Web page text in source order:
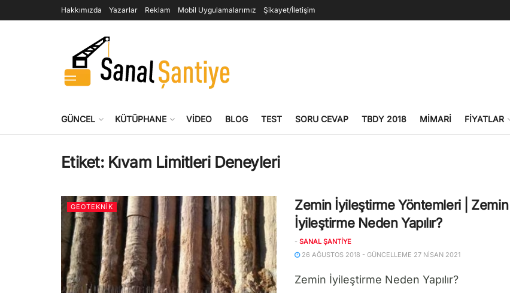
Hakkımızda Yazarlar Reklam Mobil Uygulamalarımız Şikayet/İletişim
GÜNCEL KÜTÜPHANE VIDEO BLOG TEST SORU CEVAP TBDY 2018 MIMARI FIYATLAR
Etiket: Kıvam Limitleri Deneyleri
GEOTEKNIK
Zemin İyileştirme Yöntemleri | Zemin
İyileştirme Neden Yapılır?
- SANAL ŞANTIYE
26 AĞUSTOS 2018 - GÜNCELLEME 27 NISAN 2021
Zemin İyileştirme Neden Yapılır?